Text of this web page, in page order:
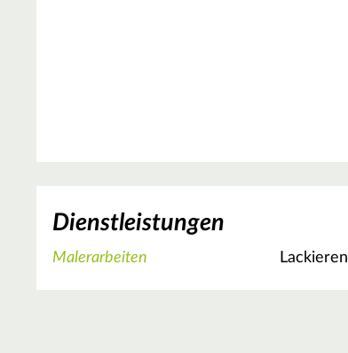
Dienstleistungen
Malerarbeiten Lackieren